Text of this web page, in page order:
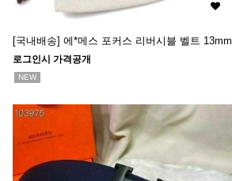
[국내배송] 에*메스 포커스 리버시블 벨트 13mm
로그인시 가격공개
NEW